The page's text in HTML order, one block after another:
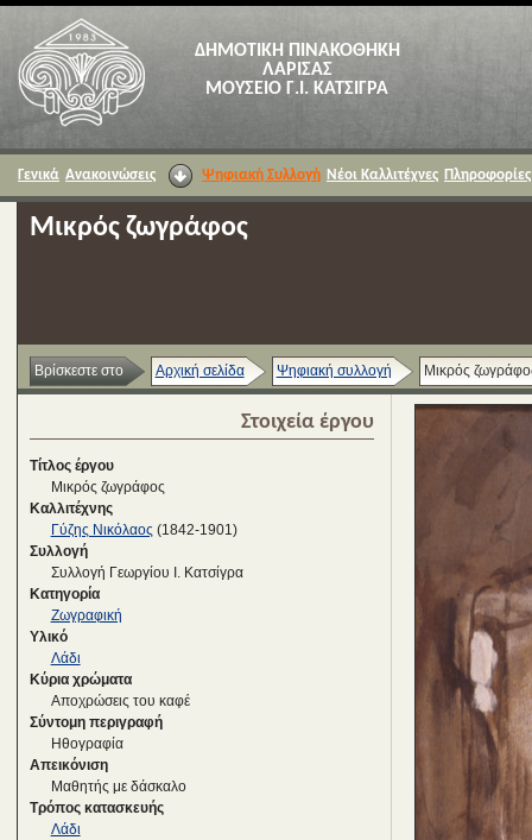
ΔΗΜΟΤΙΚΗ ΠΙΝΑΚΟΘΗΚΗ
ΛΑΡΙΣΑΣ
ΜΟΥΣΕΙΟ Γ.Ι. ΚΑΤΣΙΓΡΑ
Γενικά Ανακοινώσεις Ψηφιακή Συλλογή Νέοι Καλλιτέχνες Πληροφορίες
Μικρός ζωγράφος
Βρίσκεστε στο Αρχική σελίδα Ψηφιακή συλλογή Μικρός
Στοιχεία έργου
Τίτλος έργου
Μικρός ζωγράφος
Καλλιτέχνης
Γύζης Νικόλαος (1842-1901)
Συλλογή
Συλλογή Γεωργίου Ι. Κατσίγρα
Κατηγορία
Ζωγραφική
Υλικό
Λάδι
Κύρια χρώματα
Αποχρώσεις του καφέ
Σύντομη περιγραφή
Ηθογραφία
Απεικόνιση
Μαθητής με δάσκαλο
Τρόπος κατασκευής
Λάδι